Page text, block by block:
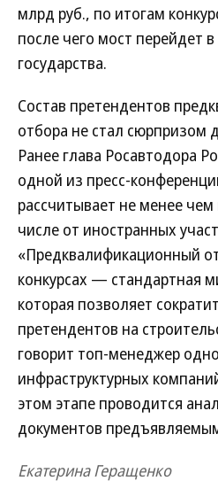
млрд руб., по итогам
после чего мост перейдет
государства.
Состав претендентов
отбора не стал сюрпризом
Ранее глава Росавтодора
одной из пресс-
рассчитывает не менее
числе от иностранных
«Предквалификационный
конкурсах — стандартная
которая позволяет
претендентов на
говорит топ-менеджер
инфраструктурных
этом этапе проводится
документов
Екатерина Геращенко